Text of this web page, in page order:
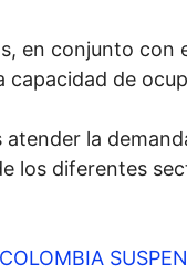
en conjunto con
capacidad de
atender la
los diferentes
COLOMBIA